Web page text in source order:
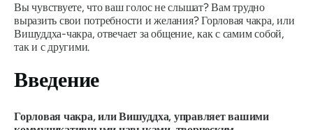
Вы чувствуете, что ваш голос не слышат? Вам трудно
выразить свои потребности и желания? Горловая чакра, или
Вишуддха-чакра, отвечает за общение, как с самим собой,
так и с другими.
Введение
Горловая чакра, илиВишуддха, управляет вашими